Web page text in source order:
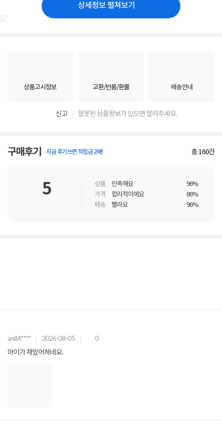
상세정보 펼쳐보기
상품고시정보 교환/반품/환불 배송안내
신고 잘못된 상품정보가 있으면 알려주세요.
구매후기 지금 후기쓰면 적립금 2배! 총160건
5 상품 만족해요
96%
가격
합리적이에요
86%
배송
빨라요 96%
an84**** 2026-08-05 0
아이가 재밌어하네요.